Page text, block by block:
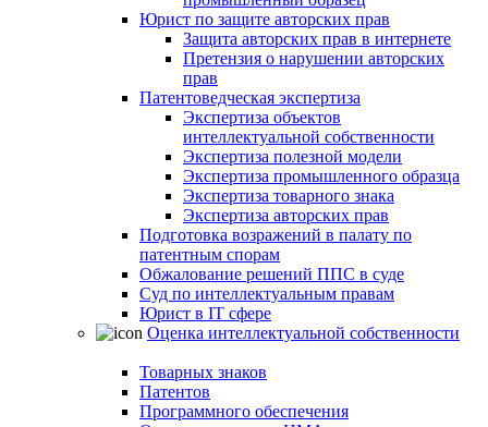
Юрист по защите авторских прав
Защита авторских прав в интернете
Претензия о нарушении авторских
прав
Патентоведческая экспертиза
Экспертиза объектов
интеллектуальной собственности
Экспертиза полезной модели
Экспертиза промышленного образца
Экспертиза товарного знака
Экспертиза авторских прав
Подготовка возражений в палату по
патентным спорам
Обжалование решений ППС в суде
Суд по интеллектуальным правам
Юрист в IT сфере
Оценка интеллектуальной собственности
Товарных знаков
Патентов
Программного обеспечения